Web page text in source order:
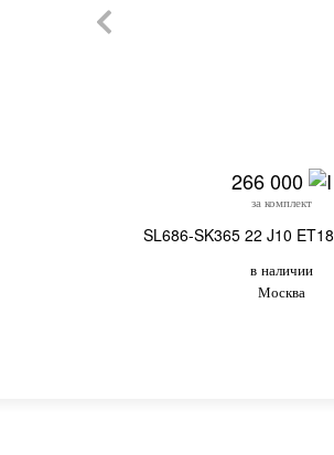
266 000
за комплект
SL686-SK365 22 J10
в наличии
Москва